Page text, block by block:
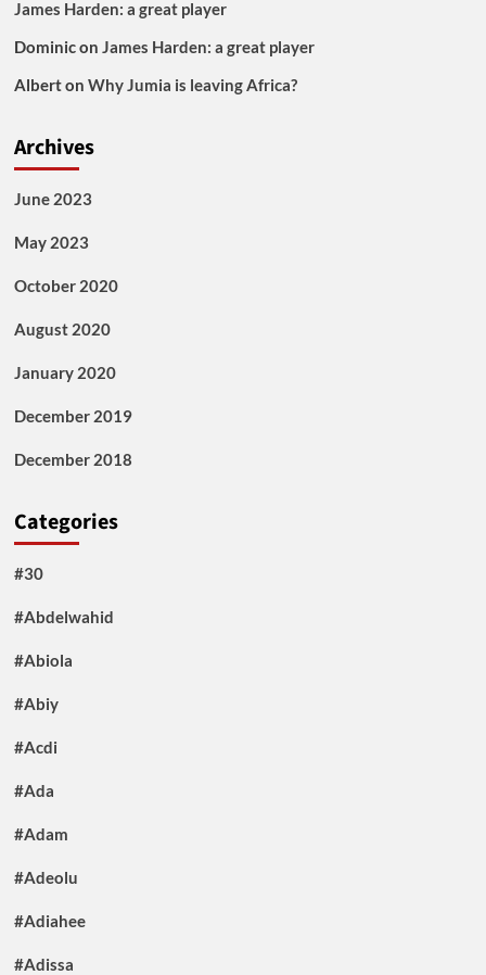
James Harden: a great player
Dominicon James Harden: a great player
Alberton Why Jumia is leaving Africa?
Archives
June 2023
May 2023
October 2020
August 2020
January 2020
December 2019
December 2018
Categories
#30
#Abdelwahid
#Abiola
#Abiy
#Acdi
#Ada
#Adam
#Adeolu
#Adiahee
#Adissa